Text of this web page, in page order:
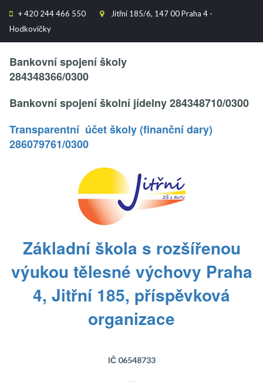
 +420 244 466 550 
Jitřní 185/6, 147 00 Praha 4 -
Hodkovičky
Bankovní spojení školy
284348366/0300
Bankovní spojení školní jídelny 284348710/0300
Transparentní účet školy (finanční dary)
286079761/0300
Základní škola s rozšířenou
výukou tělesné výchovy Praha
4, Jitřní 185, příspěvková
organizace
IČ 06548733